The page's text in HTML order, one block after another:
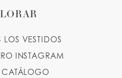
LOS VESTIDOS
INSTAGRAM
CATÁLOGO